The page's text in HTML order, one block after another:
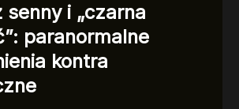
senny i „czarna
paranormalne
kontra